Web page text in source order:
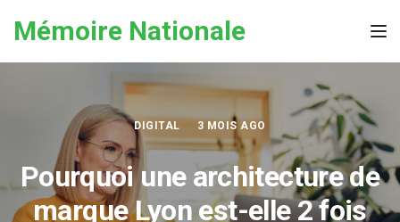
Mémoire Nationale
DIGITAL 3 MOIS AGO
Pourquoi une architecture de
marque Lyon est-elle 2 fois